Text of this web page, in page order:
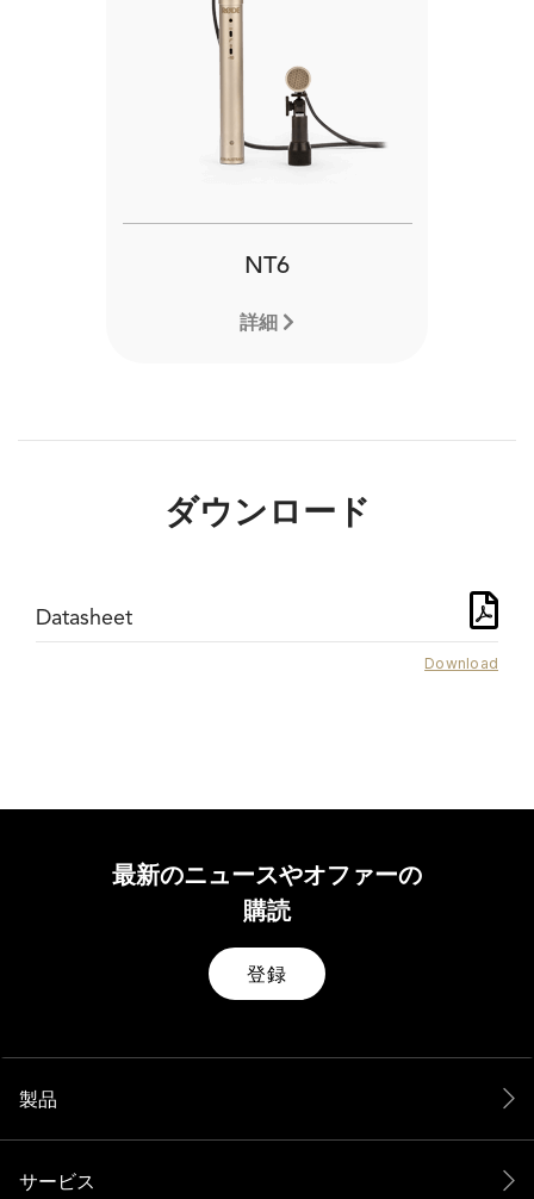
NT6
詳細
ダウンロード
Datasheet
Download
最新のニュースやオファーの
購読
登録
製品
サービス